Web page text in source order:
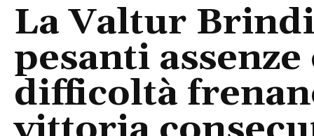
La Valtur
pesanti
difficoltà